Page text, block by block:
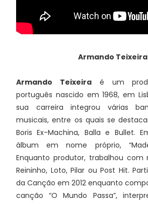
Armando Teixeira
Armando Teixeiraé um
português nascido em 1968, em
sua carreira integrou várias
musicais, entre os quais se
Boris Ex-Machina, Balla e Bullet.
álbum em nome próprio,
Enquanto produtor, trabalhou com
Reininho, Loto, Pilar ou Post Hit.
da Canção em 2012 enquanto
canção “O Mundo Passa”,